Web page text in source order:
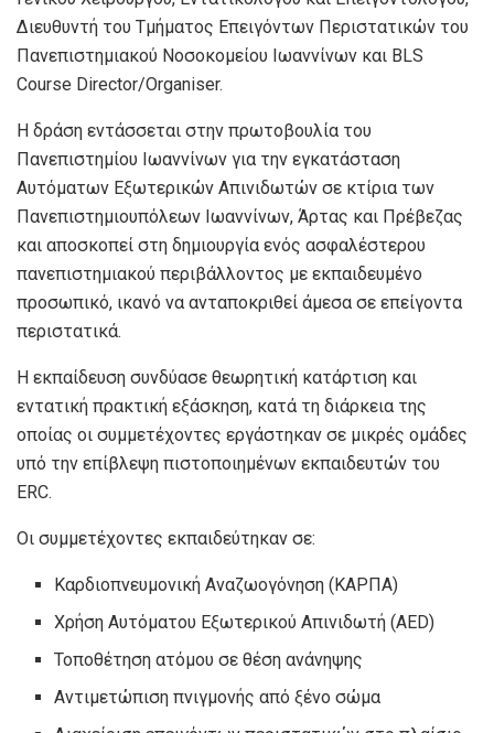
Διευθυντή του Τμήματος Επειγόντων Περιστατικών του
Πανεπιστημιακού Νοσοκομείου Ιωαννίνων και BLS
Course Director/Organiser.
Η δράση εντάσσεται στην πρωτοβουλία του
Πανεπιστημίου Ιωαννίνων για την εγκατάσταση
Αυτόματων Εξωτερικών Απινιδωτών σε κτίρια των
Πανεπιστημιουπόλεων Ιωαννίνων, Άρτας και Πρέβεζας
και αποσκοπεί στη δημιουργία ενός ασφαλέστερου
πανεπιστημιακού περιβάλλοντος με εκπαιδευμένο
προσωπικό, ικανό να ανταποκριθεί άμεσα σε επείγοντα
περιστατικά.
Η εκπαίδευση συνδύασε θεωρητική κατάρτιση και
εντατική πρακτική εξάσκηση, κατά τη διάρκεια της
οποίας οι συμμετέχοντες εργάστηκαν σε μικρές ομάδες
υπό την επίβλεψη πιστοποιημένων εκπαιδευτών του
ERC.
Οι συμμετέχοντες εκπαιδεύτηκαν σε:
Καρδιοπνευμονική Αναζωογόνηση (ΚΑΡΠΑ)
Χρήση Αυτόματου Εξωτερικού Απινιδωτή (AED)
Τοποθέτηση ατόμου σε θέση ανάνηψης
Αντιμετώπιση πνιγμονής από ξένο σώμα